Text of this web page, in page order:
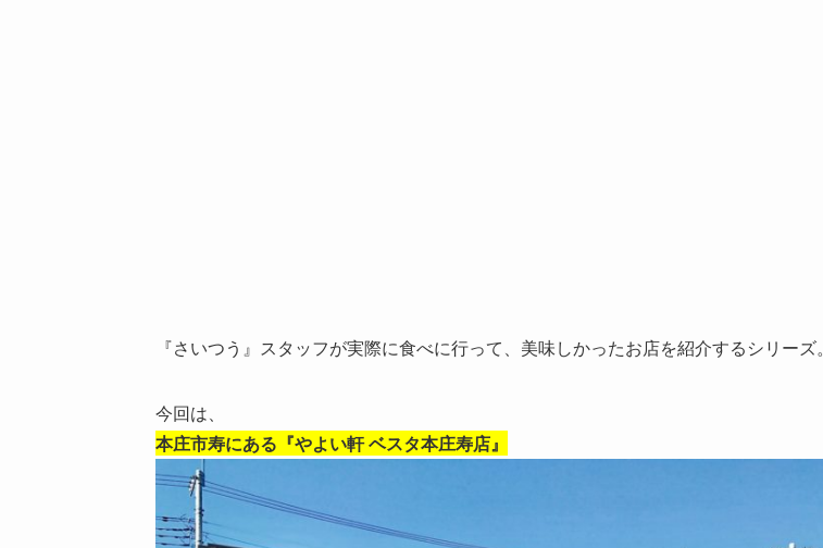
『さいつう』スタッフが実際に食べに行って、美味しかったお店を紹介するシリーズ。
今回は、
本庄市寿にある『やよい軒 ベスタ本庄寿店』